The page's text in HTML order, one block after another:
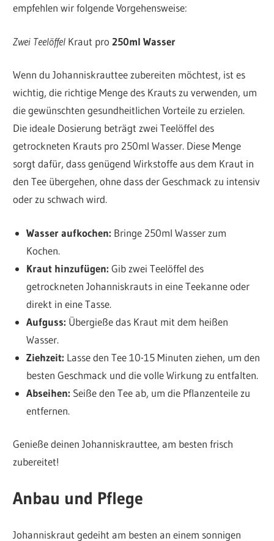
empfehlen wir folgende Vorgehensweise:
Zwei Teelöffel Kraut pro250ml Wasser
Wenn du Johanniskrauttee zubereiten möchtest, ist es
wichtig, die richtige Menge des Krauts zu verwenden, um
die gewünschten gesundheitlichen Vorteile zu erzielen.
Die ideale Dosierung beträgt zwei Teelöffel des
getrockneten Krauts pro 250ml Wasser. Diese Menge
sorgt dafür, dass genügend Wirkstoffe aus dem Kraut in
den Tee übergehen, ohne dass der Geschmack zu intensiv
oder zu schwach wird.
Wasser aufkochen: Bringe 250ml Wasser zum
Kochen.
Kraut hinzufügen: Gib zwei Teelöffel des
getrockneten Johanniskrauts in eine Teekanne oder
direkt in eine Tasse.
Aufguss: Übergieße das Kraut mit dem heißen
Wasser.
Ziehzeit: Lasse den Tee 10-15 Minuten ziehen, um den
besten Geschmack und die volle Wirkung zu entfalten.
Abseihen: Seiße den Tee ab, um die Pflanzenteile zu
entfernen.
Genieße deinen Johanniskrauttee, am besten frisch
zubereitet!
Anbau und Pflege
Johanniskraut gedeiht am besten an einem sonnigen